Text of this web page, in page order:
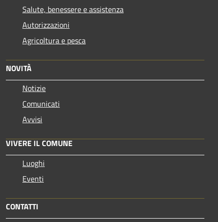
Salute, benessere e assistenza
Autorizzazioni
Agricoltura e pesca
NOVITÀ
Notizie
Comunicati
Avvisi
VIVERE IL COMUNE
Luoghi
Eventi
CONTATTI